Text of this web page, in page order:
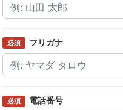
必須 フリガナ
必須 電話番号